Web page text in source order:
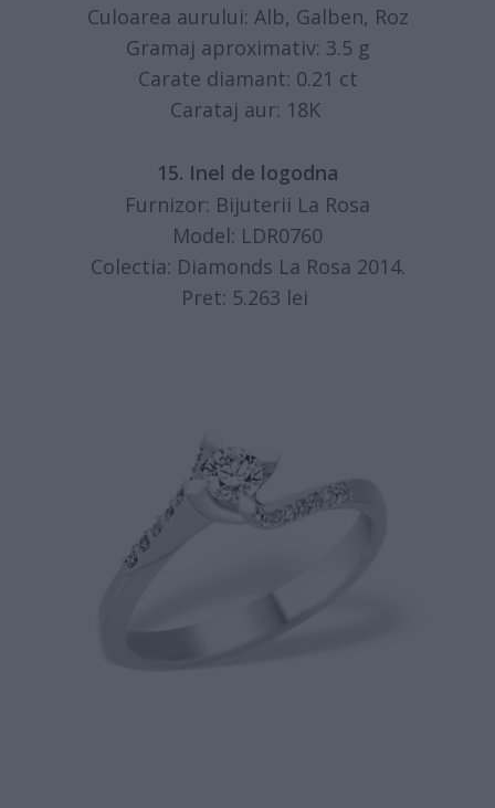
Culoarea aurului: Alb, Galben, Roz
Gramaj aproximativ: 3.5 g
Carate diamant: 0.21 ct
Carataj aur: 18K
15. Inel de logodna
Furnizor: Bijuterii La Rosa
Model: LDR0760
Colectia: Diamonds La Rosa 2014.
Pret: 5.263 lei